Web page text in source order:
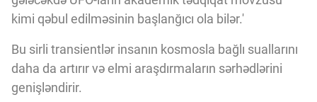
kimi qəbul edilməsinin başlanğıcı ola bilər.'
Bu sirli transientlər insanın kosmosla bağlı suallarını
daha da artırır və elmi araşdırmaların sərhədlərini
genişləndirir.